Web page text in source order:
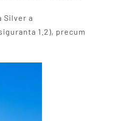
Silver a
1.2), precum